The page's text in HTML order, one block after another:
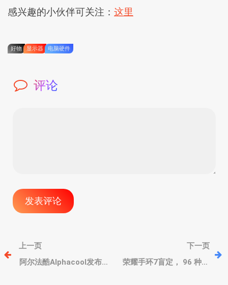
感兴趣的小伙伴可关注： 这里
好物 显示器 电脑硬件
评论
文
章
上一页
阿尔法酷Alphacool发布
下一页
荣耀手环7盲定， 96 种运